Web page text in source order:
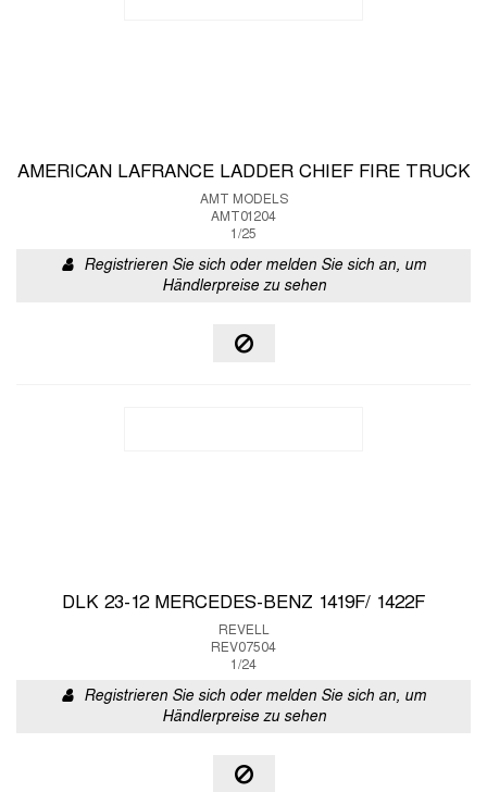
AMERICAN LAFRANCE LADDER CHIEF FIRE TRUCK
AMT MODELS
AMT01204
1/25
Registrieren Sie sich oder melden Sie sich an, um
Händlerpreise zu sehen
DLK 23-12 MERCEDES-BENZ 1419F/ 1422F
REVELL
REV07504
1/24
Registrieren Sie sich oder melden Sie sich an, um
Händlerpreise zu sehen